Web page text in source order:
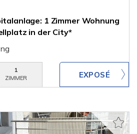
1 Zimmer Wohnung
in der City*
1
ZIMMER